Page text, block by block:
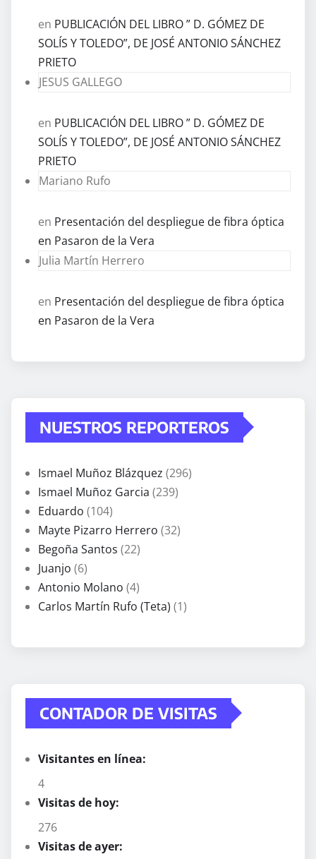
en PUBLICACIÓN DEL LIBRO ” D. GÓMEZ DE
SOLÍS Y TOLEDO”, DE JOSÉ ANTONIO SÁNCHEZ
PRIETO
JESUS GALLEGO
en PUBLICACIÓN DEL LIBRO ” D. GÓMEZ DE
SOLÍS Y TOLEDO”, DE JOSÉ ANTONIO SÁNCHEZ
PRIETO
Mariano Rufo
en Presentación del despliegue de fibra óptica
en Pasaron de la Vera
Julia Martín Herrero
en Presentación del despliegue de fibra óptica
en Pasaron de la Vera
NUESTROS REPORTEROS
Ismael Muñoz Blázquez (296)
Ismael Muñoz Garcia (239)
Eduardo (104)
Mayte Pizarro Herrero (32)
Begoña Santos (22)
Juanjo (6)
Antonio Molano (4)
Carlos Martín Rufo (Teta) (1)
CONTADOR DE VISITAS
Visitantes en línea:
4
Visitas de hoy:
276
Visitas de ayer: